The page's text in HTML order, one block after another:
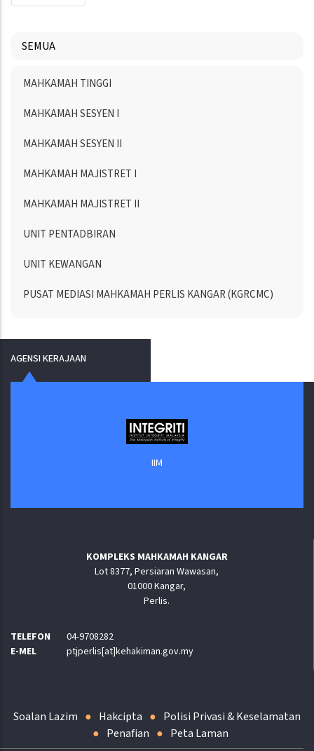
SEMUA
Menu
MAHKAMAH TINGGI
MAHKAMAH SESYEN I
MAHKAMAH SESYEN II
MAHKAMAH MAJISTRET I
MAHKAMAH MAJISTRET II
UNIT PENTADBIRAN
UNIT KEWANGAN
PUSAT MEDIASI MAHKAMAH PERLIS KANGAR (KGRCMC)
AGENSI KERAJAAN
IIM
KOMPLEKS MAHKAMAH KANGAR
Lot 8377, Persiaran Wawasan,
01000 Kangar,
Perlis.
TELEFON
04-9708282
E-MEL
ptjperlis[at]kehakiman.gov.my
Soalan Lazim Hakcipta
Polisi Privasi & Keselamatan
Penafian
Peta Laman